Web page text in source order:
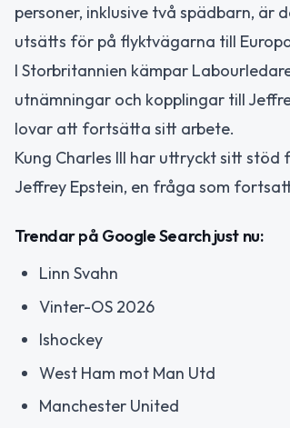
personer, inklusive två spädbarn, är
utsätts för på flyktvägarna till
I Storbritannien kämpar
utnämningar och kopplingar till
lovar att fortsätta sitt arbete.
Kung Charles III har uttryckt sitt
Jeffrey Epstein, en fråga som
Trendar på Google Search just nu:
Linn Svahn
Vinter-OS 2026
Ishockey
West Ham mot Man Utd
Manchester United